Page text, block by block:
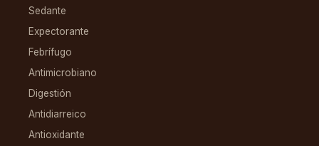
Sedante
Expectorante
Febrífugo
Antimicrobiano
Digestión
Antidiarreico
Antioxidante